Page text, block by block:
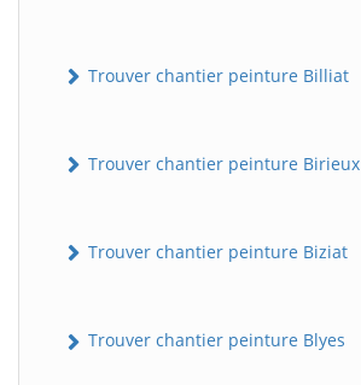
Trouver chantier peinture Billiat
Trouver chantier peinture Birieux
Trouver chantier peinture Biziat
Trouver chantier peinture Blyes